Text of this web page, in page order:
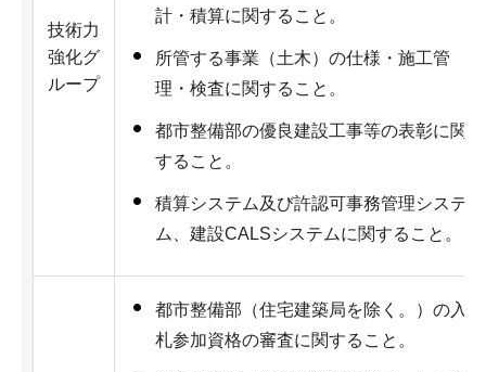
技術力
強化グ
ループ
計・積算に関すること。
所管する事業（土木）の仕様・施工管
理・検査に関すること。
都市整備部の優良建設工事等の表彰に関
すること。
積算システム及び許認可事務管理システ
ム、建設CALSシステムに関すること。
都市整備部（住宅建築局を除く。）の入
札参加資格の審査に関すること。